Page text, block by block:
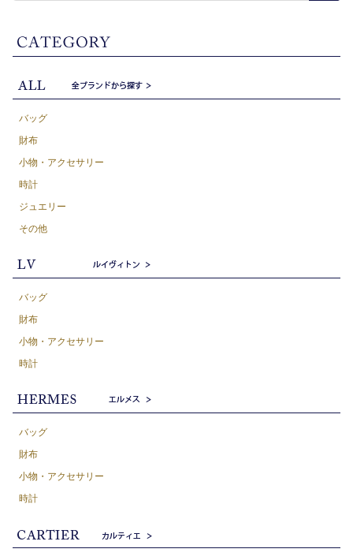
バッグ
財布
小物・アクセサリー
時計
ジュエリー
その他
バッグ
財布
小物・アクセサリー
時計
バッグ
財布
小物・アクセサリー
時計